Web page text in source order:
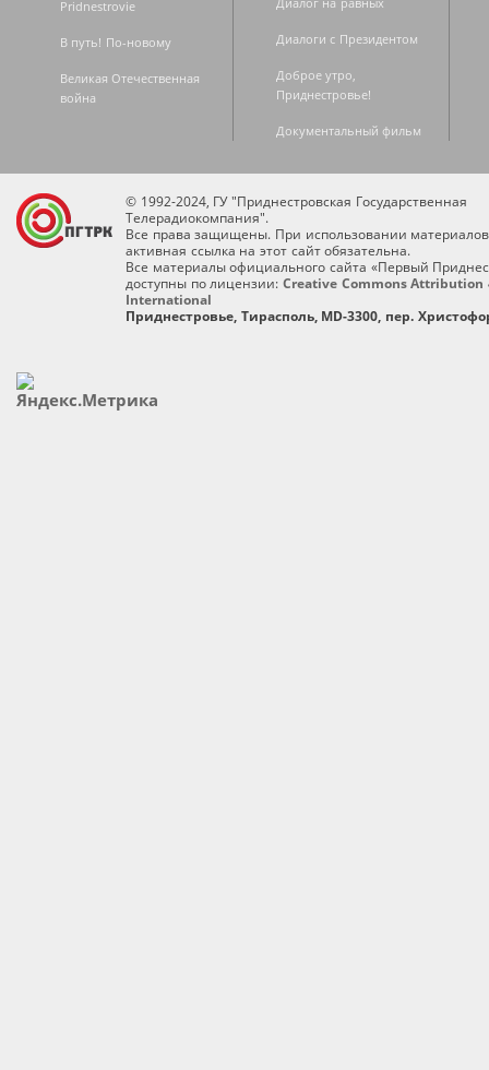
Pridnestrovie
В путь! По-новому
Великая Отечественная
война
Диалоги с Президентом
Доброе утро,
Приднестровье!
Документальный фильм
© 1992-2024, ГУ "Приднестровская Государственная
Телерадиокомпания".
Все права защищены. При использовании
активная ссылка на этот сайт обязательна.
Все материалы официального сайта «Первый
доступны по лицензии: Creative Commons Attribution
International
Приднестровье, Тирасполь, MD-3300, пер.